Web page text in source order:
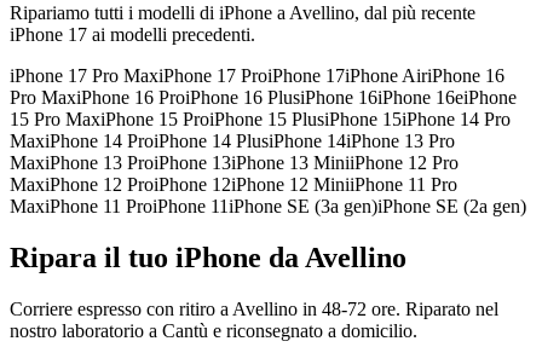
Ripariamo tutti i modelli di iPhone a Avellino, dal più recente
iPhone 17 ai modelli precedenti.
iPhone 17 Pro MaxiPhone 17 ProiPhone 17iPhone AiriPhone 16
Pro MaxiPhone 16 ProiPhone 16 PlusiPhone 16iPhone 16eiPhone
15 Pro MaxiPhone 15 ProiPhone 15 PlusiPhone 15iPhone 14 Pro
MaxiPhone 14 ProiPhone 14 PlusiPhone 14iPhone 13 Pro
MaxiPhone 13 ProiPhone 13iPhone 13 MiniiPhone 12 Pro
MaxiPhone 12 ProiPhone 12iPhone 12 MiniiPhone 11 Pro
MaxiPhone 11 ProiPhone 11iPhone SE (3a gen)iPhone SE (2a gen)
Ripara il tuo iPhone da Avellino
Corriere espresso con ritiro a Avellino in 48-72 ore. Riparato nel
nostro laboratorio a Cantù e riconsegnato a domicilio.